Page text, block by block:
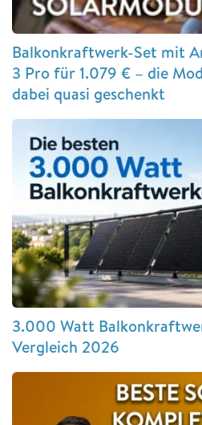
Balkonkraftwerk-Set mit
3 Pro für 1.079 € – die
dabei quasi geschenkt
3.000 Watt
Vergleich 2026